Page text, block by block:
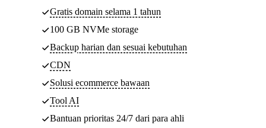
Gratis domain selama 1 tahun
100 GB NVMe storage
Backup harian dan sesuai kebutuhan
CDN
Solusi ecommerce bawaan
Tool AI
Bantuan prioritas 24/7 dari para ahli